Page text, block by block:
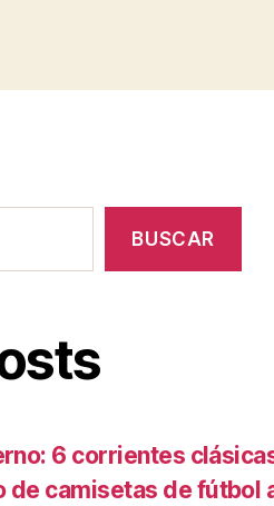
BUSCAR
6 corrientes
de camisetas de fútbol